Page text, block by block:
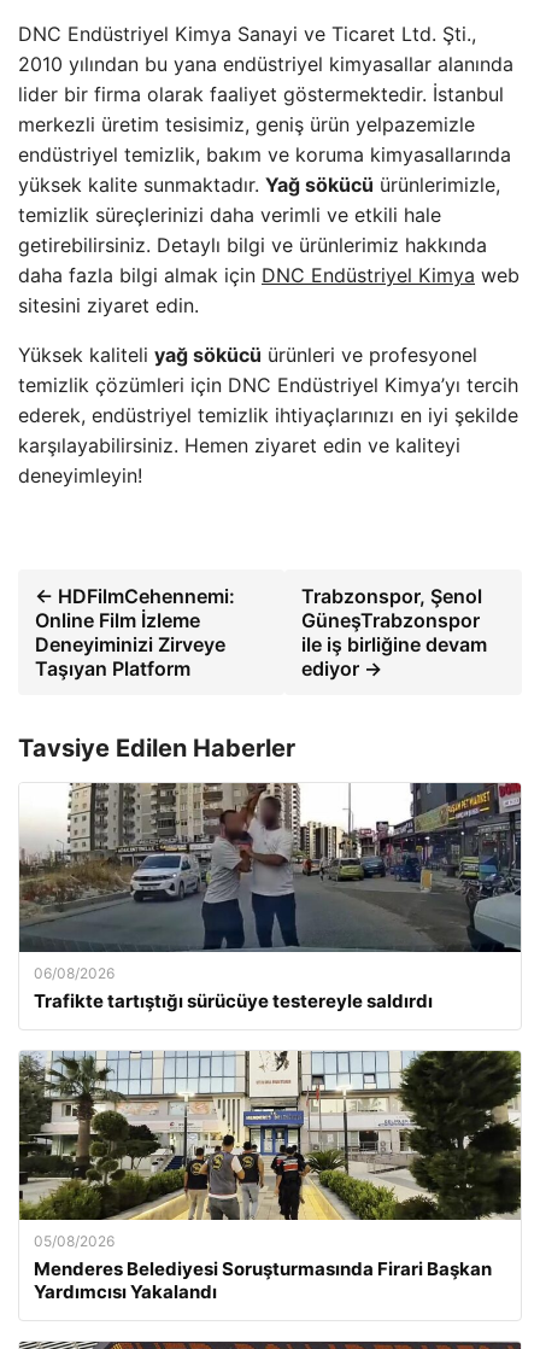
DNC Endüstriyel Kimya Sanayi ve Ticaret Ltd. Şti.,
2010 yılından bu yana endüstriyel kimyasallar alanında
lider bir firma olarak faaliyet göstermektedir. İstanbul
merkezli üretim tesisimiz, geniş ürün yelpazemizle
endüstriyel temizlik, bakım ve koruma kimyasallarında
yüksek kalite sunmaktadır. Yağ sökücü ürünlerimizle,
temizlik süreçlerinizi daha verimli ve etkili hale
getirebilirsiniz. Detaylı bilgi ve ürünlerimiz hakkında
daha fazla bilgi almak için DNC Endüstriyel Kimya web
sitesini ziyaret edin.
Yüksek kaliteli yağ sökücü ürünleri ve profesyonel
temizlik çözümleri için DNC Endüstriyel Kimya’yı tercih
ederek, endüstriyel temizlik ihtiyaçlarınızı en iyi şekilde
karşılayabilirsiniz. Hemen ziyaret edin ve kaliteyi
deneyimleyin!
← HDFilmCehennemi:
Online Film İzleme
Deneyiminizi Zirveye
Taşıyan Platform
Trabzonspor, Şenol
GüneşTrabzonspor
ile iş birliğine devam
ediyor →
Tavsiye Edilen Haberler
06/08/2026
Trafikte tartıştığı sürücüye testereyle saldırdı
05/08/2026
Menderes Belediyesi Soruşturmasında Firari Başkan
Yardımcısı Yakalandı